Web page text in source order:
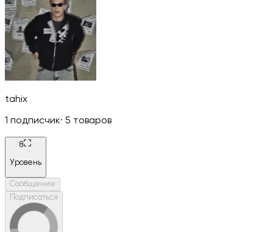
tahix
1 подписчик· 5 товаров
8
Уровень
Сообщение
Подписаться